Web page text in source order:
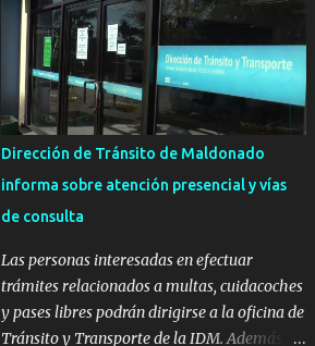
impulsado por el Programa Uruguay
Integra, de la Dirección de Descentralización
e Inversión Pública de OPP, así como aportes
del Gobierno de Canelones y del Ministerio
de Transporte y Obras Públicas. La nueva
infraestructura deportiva consiste en una
hormigón sobre sus laterales. Su destino
será polifuncional, permitiendo la práctica
de eventos culturales. Próximo a la pista, se
instalaron juegos infantiles y equipamiento
urbano (bancos de hormigón y sets de
Dirección de Tránsito de Maldonado
informa sobre atención presencial y vías
de consulta
Las personas interesadas en efectuar
trámites relacionados a multas, cuidacoches
y pases libres podrán dirigirse a la oficina de
Tránsito y Transporte de la IDM. Además, la